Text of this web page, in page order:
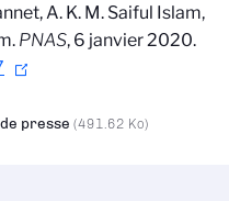
A. K. M. Saiful Islam,
PNAS, 6 janvier 2020.
presse (491.62 Ko)